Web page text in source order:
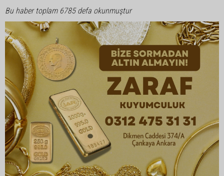
Bu haber toplam 6785 defa okunmuştur